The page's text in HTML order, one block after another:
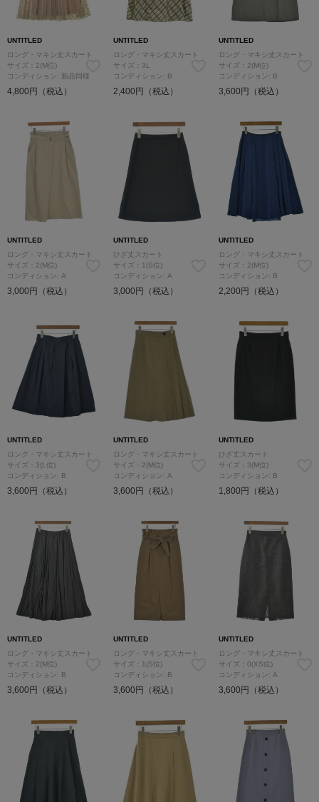
UNTITLED
ロング・マキシ丈スカート
サイズ：2(M位)
コンディション: 新品同様
4,800円（税込）
UNTITLED
ロング・マキシ丈スカート
サイズ：3L
コンディション: B
2,400円（税込）
UNTITLED
ロング・マキシ丈スカート
サイズ：2(M位)
コンディション: B
3,600円（税込）
UNTITLED
ロング・マキシ丈スカート
サイズ：2(M位)
コンディション: A
3,000円（税込）
UNTITLED
ひざ丈スカート
サイズ：1(S位)
コンディション: A
3,000円（税込）
UNTITLED
ロング・マキシ丈スカート
サイズ：2(M位)
コンディション: B
2,200円（税込）
UNTITLED
ロング・マキシ丈スカート
サイズ：3(L位)
コンディション: B
3,600円（税込）
UNTITLED
ロング・マキシ丈スカート
サイズ：2(M位)
コンディション: A
3,600円（税込）
UNTITLED
ひざ丈スカート
サイズ：3(M位)
コンディション: B
1,800円（税込）
UNTITLED
ロング・マキシ丈スカート
サイズ：2(M位)
コンディション: B
3,600円（税込）
UNTITLED
ロング・マキシ丈スカート
サイズ：1(S位)
コンディション: B
3,600円（税込）
UNTITLED
ロング・マキシ丈スカート
サイズ：0(XS位)
コンディション: A
3,600円（税込）